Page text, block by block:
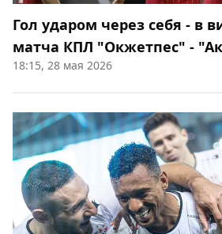
Гол ударом через себя - в
матча КПЛ "Окжетпес" -
18:15, 28 мая 2026